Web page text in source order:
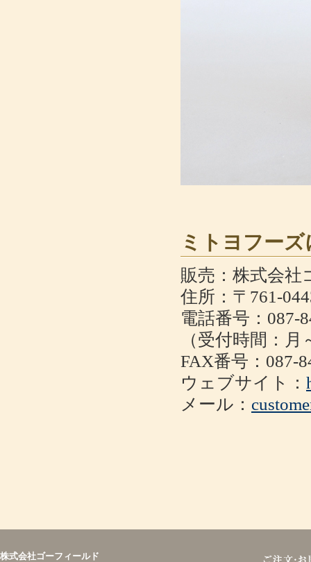
ミトヨフー
販売：株式会社
住所：〒761-
電話番号：087-
（受付時間：
FAX番号：087-
ウェブサイト：
メール：
株式会社ゴーフィールド